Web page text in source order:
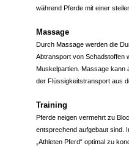
während Pferde mit einer
Massage
Durch Massage werden die
Abtransport von Schadstoffen
Muskelpartien. Massage kann
der Flüssigkeitstransport aus
Training
Pferde neigen vermehrt zu
entsprechend aufgebaut sind.
„Athleten Pferd“ optimal zu